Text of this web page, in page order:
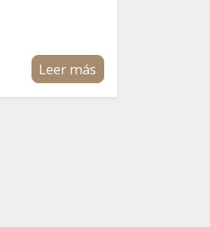
Leer más